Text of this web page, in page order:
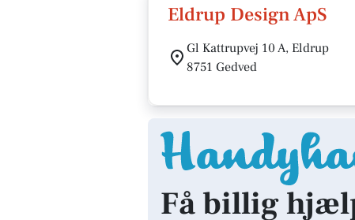
Eldrup Design ApS
Gl Kattrupvej 10 A, Eldrup
8751 Gedved
Få billig